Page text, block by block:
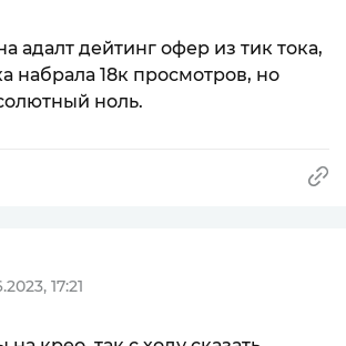
адалт дейтинг офер из тик тока,
набрала 18к просмотров, но
ноль.
17:21